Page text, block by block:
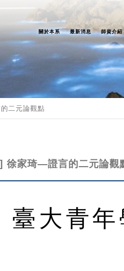
關於本系 最新消息 師資介紹
二元論觀點
徐家琦—證言的二元論觀
臺大青